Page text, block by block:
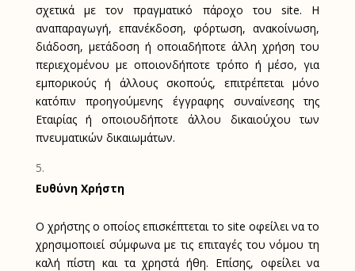
σχετικά με τον πραγματικό πάροχο του site. Η
αναπαραγωγή, επανέκδοση, φόρτωση, ανακοίνωση,
διάδοση, μετάδοση ή οποιαδήποτε άλλη χρήση του
περιεχομένου με οποιονδήποτε τρόπο ή μέσο, για
εμπορικούς ή άλλους σκοπούς, επιτρέπεται μόνο
κατόπιν προηγούμενης έγγραφης συναίνεσης της
Εταιρίας ή οποιουδήποτε άλλου δικαιούχου των
πνευματικών δικαιωμάτων.
Ευθύνη Χρήστη
Ο χρήστης ο οποίος επισκέπτεται το site οφείλει να το
χρησιμοποιεί σύμφωνα με τις επιταγές του νόμου τη
καλή πίστη και τα χρηστά ήθη. Επίσης, οφείλει να